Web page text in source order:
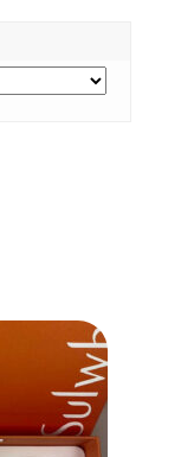
$ 20.00